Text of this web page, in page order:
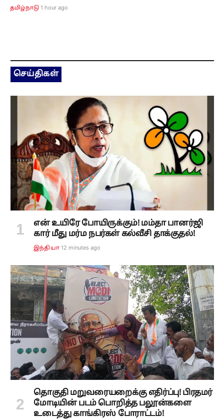
தமிழ்நாடு 1 hour ago
செய்திகள்
என் உயிரே போயிருக்கும்! மம்தா பானர்ஜி
கார் மீது மர்ம நபர்கள் கல்வீசி தாக்குதல்!
இந்தியா 12 minutes ago
தொகுதி மறுவரையறைக்கு எதிர்ப்பு! பிரதமர்
மோடியின் படம் பொறித்த பலூன்களை
உடைத்து காங்கிரஸ் போராட்டம்!